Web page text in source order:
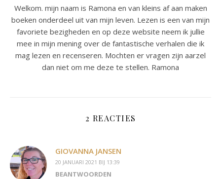
Welkom. mijn naam is Ramona en van kleins af aan maken
boeken onderdeel uit van mijn leven. Lezen is een van mijn
favoriete bezigheden en op deze website neem ik jullie
mee in mijn mening over de fantastische verhalen die ik
mag lezen en recenseren. Mochten er vragen zijn aarzel
dan niet om me deze te stellen. Ramona
2 REACTIES
GIOVANNA JANSEN
20 JANUARI 2021 BIJ 13:39
BEANTWOORDEN